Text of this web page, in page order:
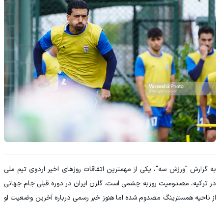
به گزارش "ورزش سه"، یکی از مهمترین اتفاقات روزهای اخیر اردوی تیم ملی
در ترکیه، مصدومیت روزبه چشمی است. گلزن ایران در دوره قبلی جام جهانی
از ناحیه همسترینگ مصدوم شده اما هنوز خبر رسمی درباره آخرین وضعیت او